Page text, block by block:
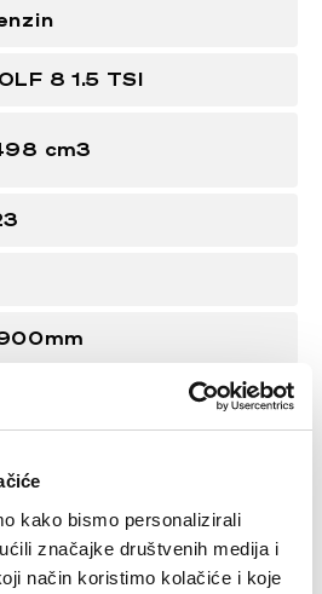
kako bismo personalizirali
značajke društvenih medija i
način koristimo kolačiće i koje
8 1.5 TSI
cm3